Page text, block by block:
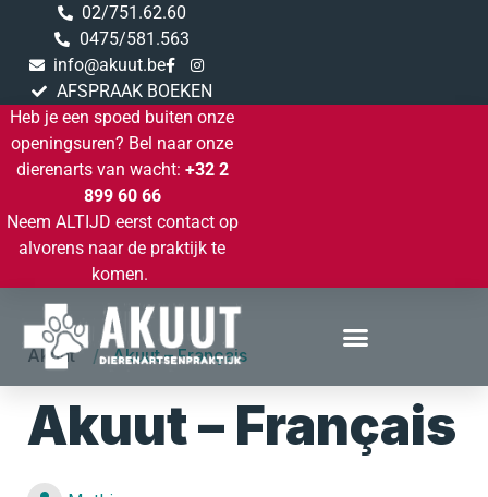
02/751.62.60
0475/581.563
info@akuut.be
AFSPRAAK BOEKEN
Heb je een spoed buiten onze
openingsuren? Bel naar onze
dierenarts van wacht: +32 2
899 60 66
Neem ALTIJD eerst contact op
alvorens naar de praktijk te
komen.
Akuut Akuut – Français
Akuut – Français